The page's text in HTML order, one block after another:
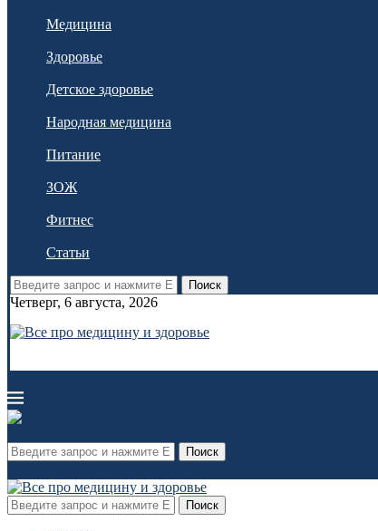
Медицина
Здоровье
Детское здоровье
Народная медицина
Питание
ЗОЖ
Фитнес
Статьи
Поиск
Четверг, 6 августа, 2026
Поиск
Поиск